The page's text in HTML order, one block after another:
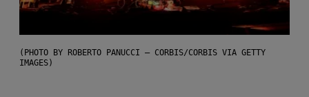
(PHOTO BY ROBERTO PANUCCI – CORBIS/CORBIS VIA GETTY
IMAGES)